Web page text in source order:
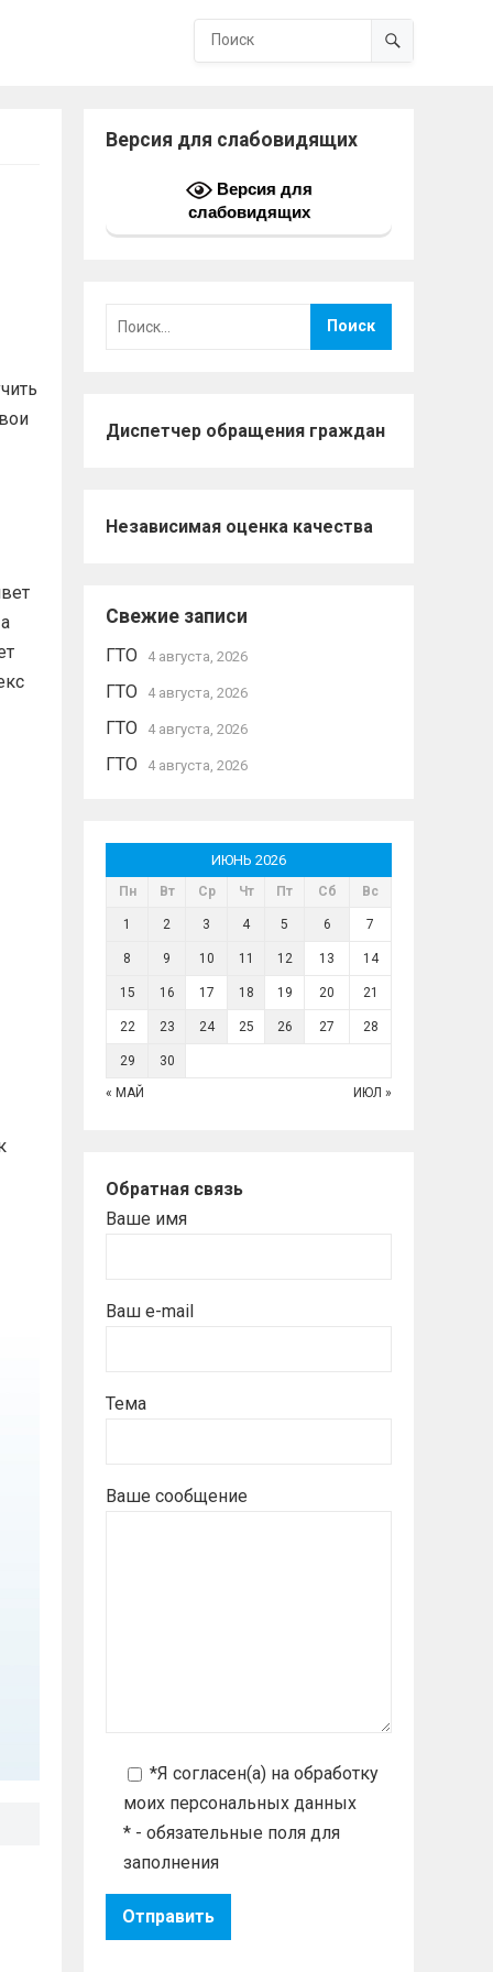
Версия для слабовидящих
Версия для
слабовидящих
Диспетчер обращения граждан
Независимая оценка качества
Свежие записи
ГТО 4 августа, 2026
ГТО 4 августа, 2026
ГТО 4 августа, 2026
ГТО 4 августа, 2026
ИЮНЬ 2026
Пн Вт Ср Чт Пт Сб Вс
1 2 3 4 5 6 7
8 9 10 11 12 13 14
15 16 17 18 19 20 21
22 23 24 25 26 27 28
29 30
« МАЙ ИЮЛ »
Обратная связь
Ваше имя
Ваш e-mail
Тема
Ваше сообщение
*Я согласен(а) на обработку
моих персональных данных
* - обязательные поля для
заполнения